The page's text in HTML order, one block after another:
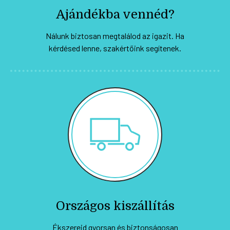
Ajándékba vennéd?
Nálunk biztosan megtalálod az igazit. Ha
kérdésed lenne, szakértőink segítenek.
Országos kiszállítás
Ékszereid gyorsan és biztonságosan